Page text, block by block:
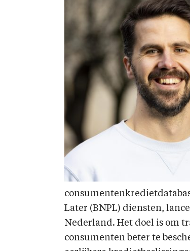
Later (BNPL) diensten,
Nederland. Het doel is om
consumenten beter te